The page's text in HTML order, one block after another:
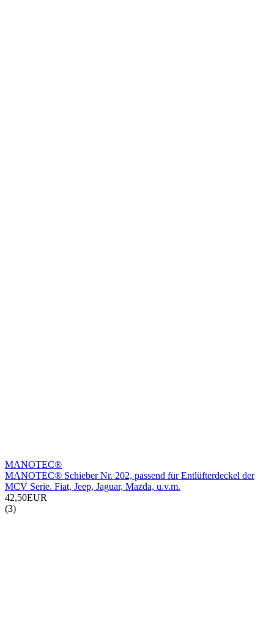
MANOTEC®
MANOTEC® Schieber Nr. 202, passend für Entlüfterdeckel der
MCV Serie. Fiat, Jeep, Jaguar, Mazda, u.v.m.
42,50EUR
(3)